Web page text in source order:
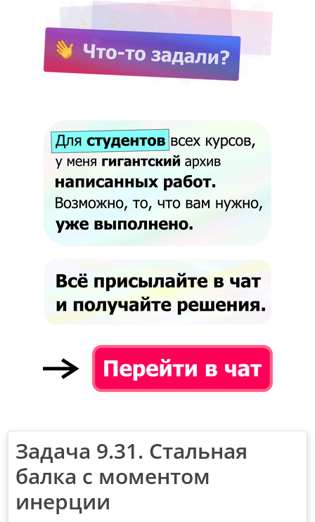
Задача 9.31. Стальная
балка с моментом
инерции